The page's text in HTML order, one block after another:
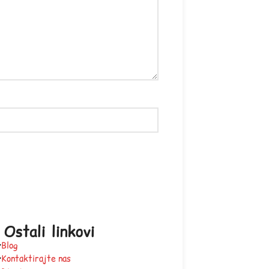
Ostali linkovi
Blog
Kontaktirajte nas